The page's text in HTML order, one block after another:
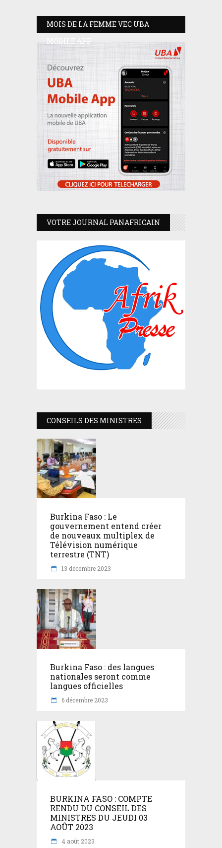
MOIS DE LA FEMME VEC UBA
MOBILE APP
VOTRE JOURNAL PANAFRICAIN
CONSEILS DES MINISTRES
Burkina Faso : Le
gouvernement entend créer
de nouveaux multiplex de
Télévision numérique
terrestre (TNT)
13 décembre 2023
Burkina Faso : des langues
nationales seront comme
langues officielles
6 décembre 2023
BURKINA FASO : COMPTE
RENDU DU CONSEIL DES
MINISTRES DU JEUDI 03
AOÛT 2023
4 août 2023